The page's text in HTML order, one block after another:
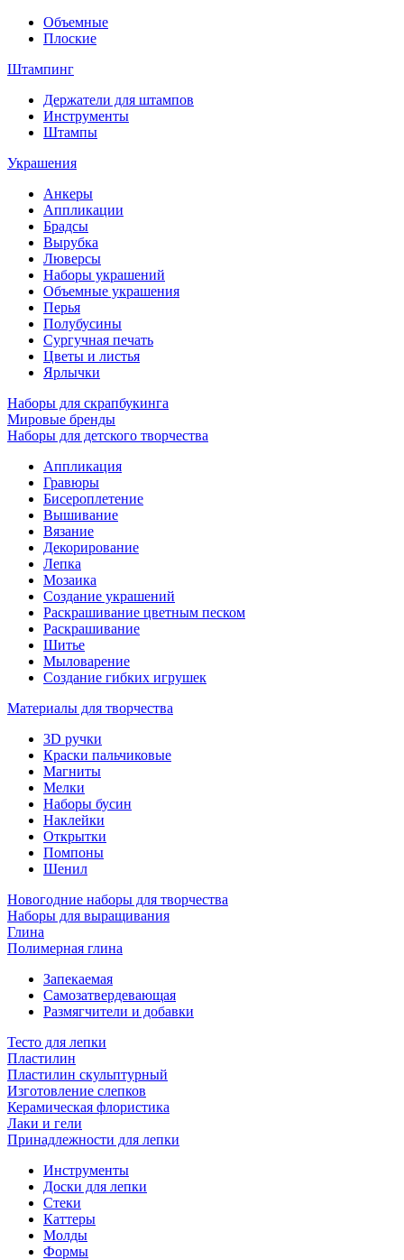
Объемные
Плоские
Штампинг
Держатели для штампов
Инструменты
Штампы
Украшения
Анкеры
Аппликации
Брадсы
Вырубка
Люверсы
Наборы украшений
Объемные украшения
Перья
Полубусины
Сургучная печать
Цветы и листья
Ярлычки
Наборы для скрапбукинга
Мировые бренды
Наборы для детского творчества
Аппликация
Гравюры
Бисероплетение
Вышивание
Вязание
Декорирование
Лепка
Мозаика
Создание украшений
Раскрашивание цветным песком
Раскрашивание
Шитье
Мыловарение
Создание гибких игрушек
Материалы для творчества
3D ручки
Краски пальчиковые
Магниты
Мелки
Наборы бусин
Наклейки
Открытки
Помпоны
Шенил
Новогодние наборы для творчества
Наборы для выращивания
Глина
Полимерная глина
Запекаемая
Самозатвердевающая
Размягчители и добавки
Тесто для лепки
Пластилин
Пластилин скульптурный
Изготовление слепков
Керамическая флористика
Лаки и гели
Принадлежности для лепки
Инструменты
Доски для лепки
Стеки
Каттеры
Молды
Формы